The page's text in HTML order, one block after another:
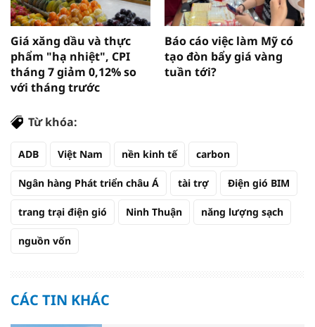
Giá xăng dầu và thực
phẩm "hạ nhiệt", CPI
tháng 7 giảm 0,12% so
với tháng trước
Báo cáo việc làm Mỹ có
tạo đòn bẩy giá vàng
tuần tới?
Từ khóa:
ADB Việt Nam nền kinh tế carbon
Ngân hàng Phát triển châu Á tài trợ Điện gió BIM
trang trại điện gió Ninh Thuận năng lượng sạch
nguồn vốn
CÁC TIN KHÁC